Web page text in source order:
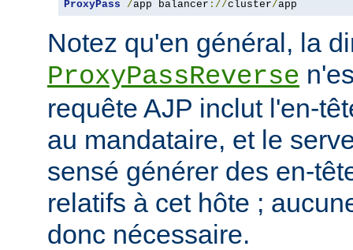
ProxyPass
/app balancer ://cluster/app
Notez qu'en général, la
ProxyPassReverse
requête AJP inclut l'en-
au mandataire, et le
sensé générer des en-
relatifs à cet hôte ;
donc nécessaire.